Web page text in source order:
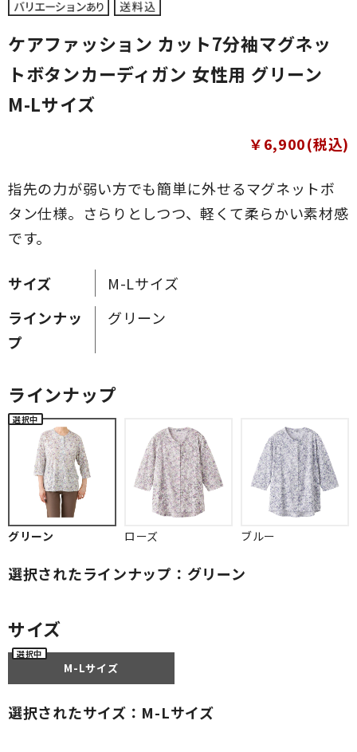
ケアファッション カット7分袖マグネッ
トボタンカーディガン 女性用 グリーン
M-Lサイズ
指先の力が弱い方でも簡単に外せるマグネットボ
タン仕様。さらりとしつつ、軽くて柔らかい素材感
です。
￥6,900(税込)
サイズ
M-Lサイズ
ラインナッ
プ
グリーン
ラインナップ
グリーン ローズ ブルー
選択されたラインナップ：グリーン
サイズ
M-Lサイズ
選択されたサイズ：M-Lサイズ